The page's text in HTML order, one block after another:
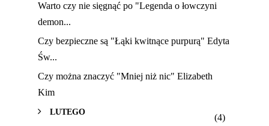
Warto czy nie sięgnąć po "Legenda o łowczyni
demon...
Czy bezpieczne są "Łąki kwitnące purpurą" Edyta
Św...
Czy można znaczyć "Mniej niż nic" Elizabeth
Kim
LUTEGO
(4)